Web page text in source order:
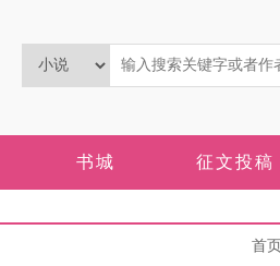
书城 征文投稿
首页